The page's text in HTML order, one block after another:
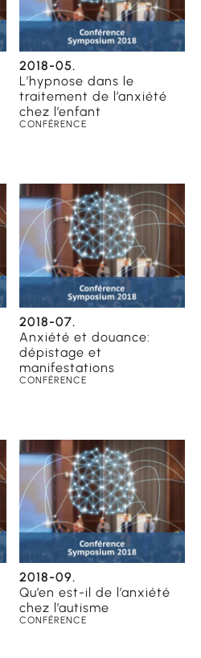
2018-05.
L’hypnose dans le
traitement de l’anxiété
chez l’enfant
CONFÉRENCE
2018-07.
Anxiété et douance:
dépistage et
manifestations
CONFÉRENCE
2018-09.
Qu’en est-il de l’anxiété
chez l’autisme
CONFÉRENCE